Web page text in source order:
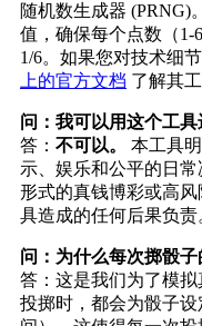
随机数生成器 (PRNG)
值，确保每个点数（1-
1/6。如果您对技术细
上的官方文档 了解其
问：我可以用这个工
答： 不可以。
本工具
示、娱乐和公平的日
形式的真钱博彩或高
具造成的任何后果负责
问：为什么每次掷骰
答：这是我们为了模
投掷时，都会为骰子